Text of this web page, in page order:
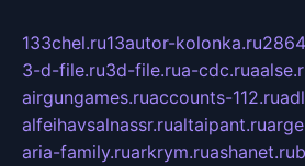
133chel.ru13autor-kolonka.ru
3-d-file.ru3d-file.rua-cdc.ru
airgungames.ruaccounts-112.ru
alfeihavsalnassr.rualtaipant.ru
aria-family.ruarkrym.ruashanet.ru